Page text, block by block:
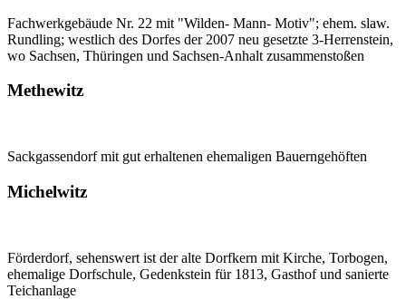
Fachwerkgebäude Nr. 22 mit "Wilden- Mann- Motiv"; ehem. slaw.
Rundling; westlich des Dorfes der 2007 neu gesetzte 3-Herrenstein,
wo Sachsen, Thüringen und Sachsen-Anhalt zusammenstoßen
Methewitz
Sackgassendorf mit gut erhaltenen ehemaligen Bauerngehöften
Michelwitz
Förderdorf, sehenswert ist der alte Dorfkern mit Kirche, Torbogen,
ehemalige Dorfschule, Gedenkstein für 1813, Gasthof und sanierte
Teichanlage